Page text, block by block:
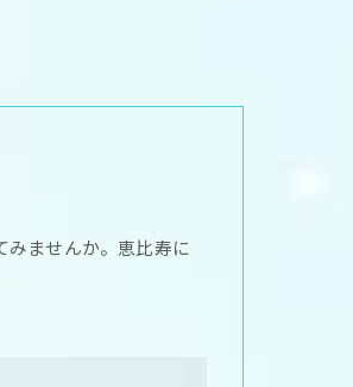
みませんか。恵比寿に